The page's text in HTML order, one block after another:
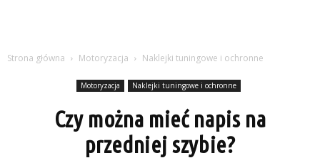
Strona główna Motoryzacja Naklejki tuningowe i ochronne
Motoryzacja Naklejki tuningowe i ochronne
Czy można mieć napis na
przedniej szybie?